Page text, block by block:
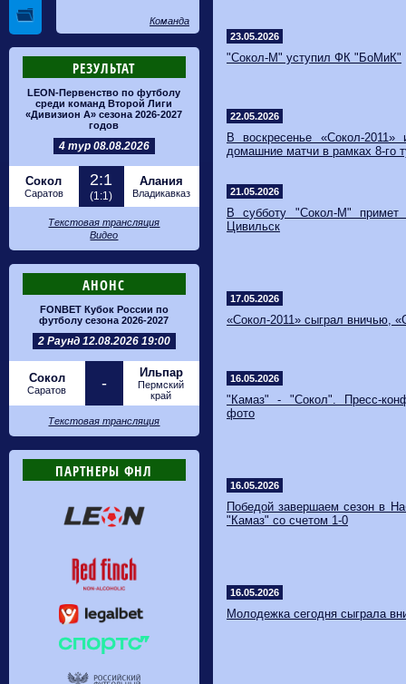
Команда
РЕЗУЛЬТАТ
LEON-Первенство по футболу
среди команд Второй Лиги
«Дивизион А» сезона 2026-2027
годов
4 тур 08.08.2026
Сокол
Саратов
2:1
(1:1)
Алания
Владикавказ
Текстовая трансляция
Видео
АНОНС
FONBET Кубок России по
футболу сезона 2026-2027
2 Раунд 12.08.2026 19:00
Сокол
Саратов -
Ильпар
Пермский
край
Текстовая трансляция
ПАРТНЕРЫ ФНЛ
23.05.2026
"Сокол-М" уступил ФК "БоМиК"
22.05.2026
В воскресенье «Сокол-2011»
домашние матчи в рамках 8-
21.05.2026
В субботу "Сокол-М"
Цивильск
17.05.2026
«Сокол-2011» сыграл вничью,
16.05.2026
"Камаз" - "Сокол". Пресс-
фото
16.05.2026
Победой завершаем сезон в
"Камаз" со счетом 1-0
16.05.2026
Молодежка сегодня сыграла